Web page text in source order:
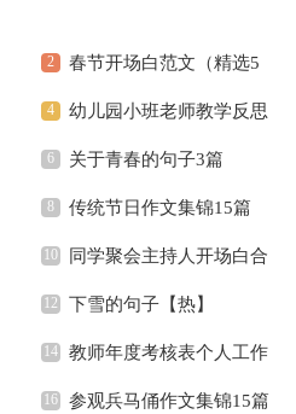
春节开场白范文（精选5
篇）幼儿园小班老师教学反思
关于青春的句子3篇
传统节日作文集锦15篇
同学聚会主持人开场白合
集15篇下雪的句子【热】
教师年度考核表个人工作
总结(15篇)
参观兵马俑作文集锦15篇